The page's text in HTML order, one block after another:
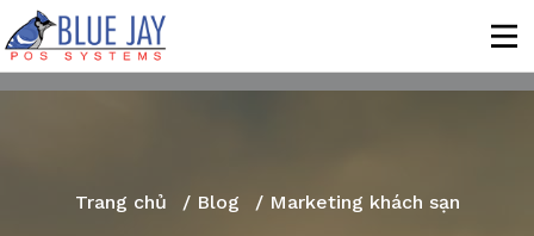
Trang chủ / Blog / Marketing khách sạn